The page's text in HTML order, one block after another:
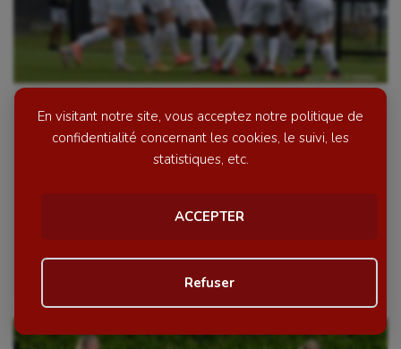
En visitant notre site, vous acceptez notre politique de
confidentialité concernant les cookies, le suivi, les
statistiques, etc.
ACCEPTER
Refuser
FOOTBALL (F) : L’Amiens SC voit
double !
deuxième succès cette saison. Deux, un chiffre qui